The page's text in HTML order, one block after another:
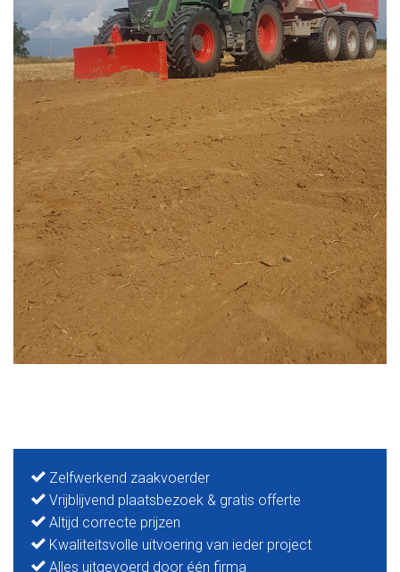
Zelfwerkend zaakvoerder
Vrijblijvend plaatsbezoek & gratis offerte
Altijd correcte prijzen
Kwaliteitsvolle uitvoering van ieder project
Alles uitgevoerd door één firma